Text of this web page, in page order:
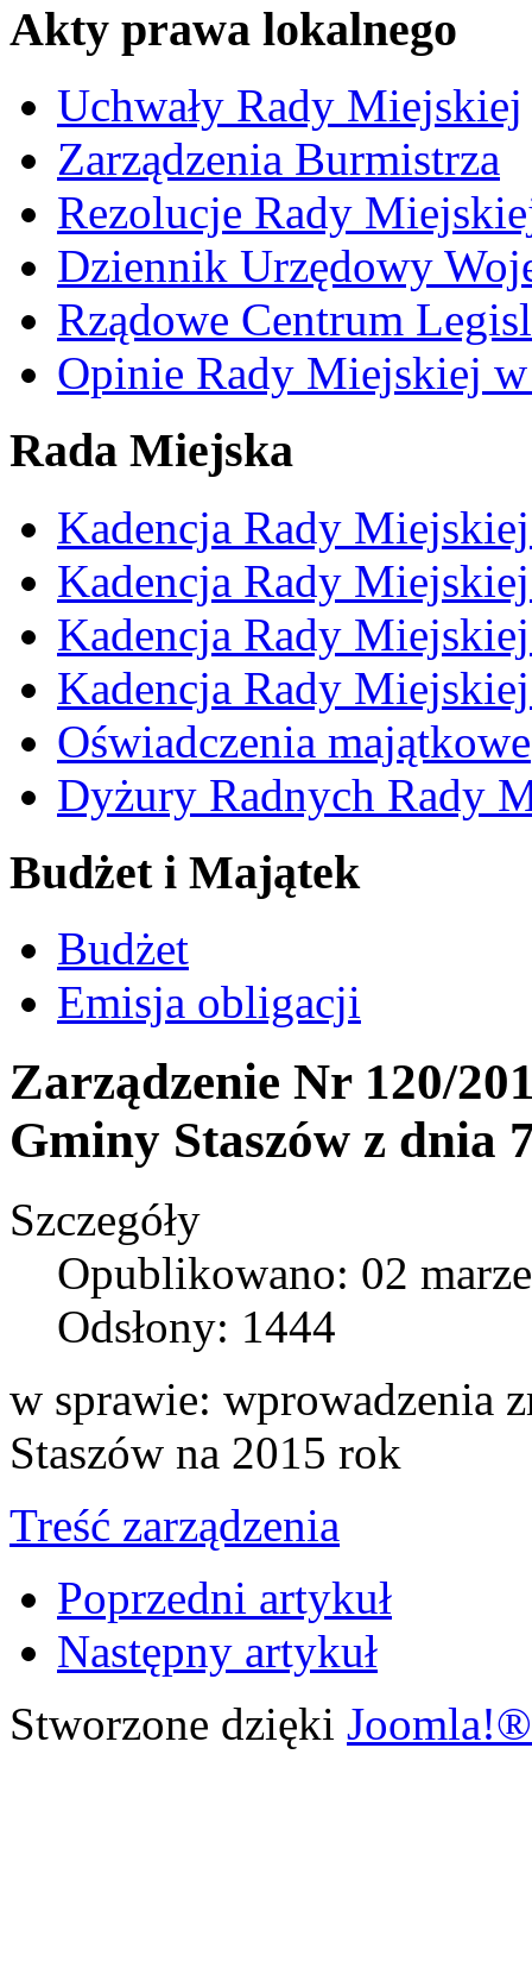
Akty prawa lokalnego
Uchwały Rady Miejskiej
Zarządzenia Burmistrza
Rezolucje Rady
Dziennik Urzędowy
Rządowe Centrum
Opinie Rady Miejskiej w
Rada Miejska
Kadencja Rady
Kadencja Rady
Kadencja Rady
Kadencja Rady
Oświadczenia majątkowe
Dyżury Radnych Rady
Budżet i Majątek
Budżet
Emisja obligacji
Zarządzenie Nr 120/
Gminy Staszów z dnia
Szczegóły
Opublikowano: 02
Odsłony: 1444
w sprawie: wprowadzenia
Staszów na 2015 rok
Treść zarządzenia
Poprzedni artykuł
Następny artykuł
Stworzone dzięki Joomla!®